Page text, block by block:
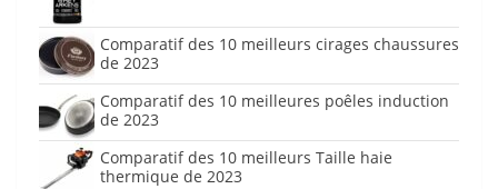
Comparatif des 10 meilleurs cirages chaussures
de 2023
Comparatif des 10 meilleures poêles induction
de 2023
Comparatif des 10 meilleurs Taille haie
thermique de 2023